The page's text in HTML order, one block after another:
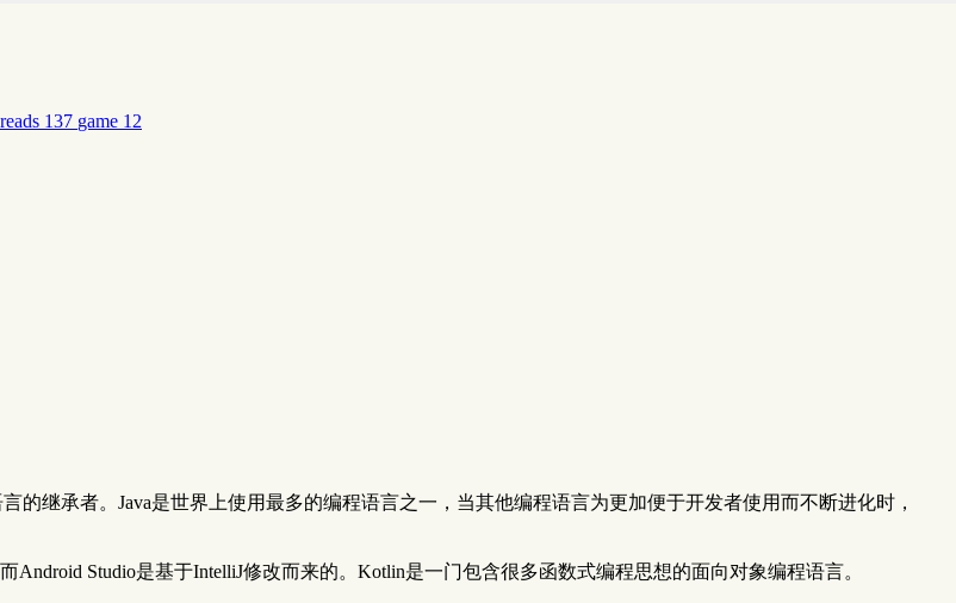
reads 137 game 12
的继承者。Java是世界上使用最多的编程语言之一，当其他编程语言为更加便于开发者使用而不断进化时，
Android Studio是基于IntelliJ修改而来的。Kotlin是一门包含很多函数式编程思想的面向对象编程语言。